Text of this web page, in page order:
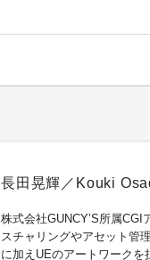
長田晃輝／Kouki
株式会社GUNCY’S所属
スチャリングやアセット管
に加えUEのアートワークを